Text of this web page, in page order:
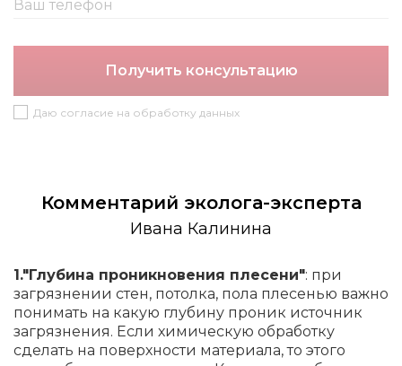
Получить консультацию
Даю согласие на обработку данных
Комментарий эколога-эксперта
Ивана Калинина
1."Глубина проникновения плесени": при
загрязнении стен, потолка, пола плесенью важно
понимать на какую глубину проник источник
загрязнения. Если химическую обработку
сделать на поверхности материала, то этого